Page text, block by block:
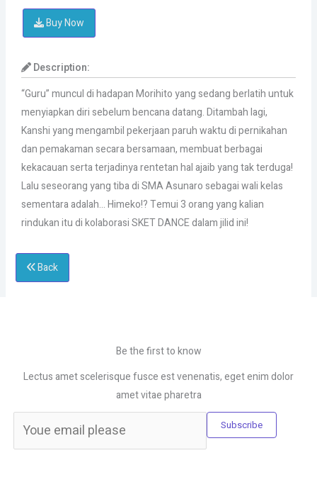
Buy Now
Description:
“Guru” muncul di hadapan Morihito yang sedang berlatih untuk
menyiapkan diri sebelum bencana datang. Ditambah lagi,
Kanshi yang mengambil pekerjaan paruh waktu di pernikahan
dan pemakaman secara bersamaan, membuat berbagai
kekacauan serta terjadinya rentetan hal ajaib yang tak terduga!
Lalu seseorang yang tiba di SMA Asunaro sebagai wali kelas
sementara adalah… Himeko!? Temui 3 orang yang kalian
rindukan itu di kolaborasi SKET DANCE dalam jilid ini!
Back
Be the first to know
Lectus amet scelerisque fusce est venenatis, eget enim dolor
amet vitae pharetra
Subscribe